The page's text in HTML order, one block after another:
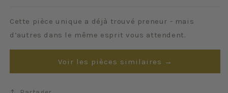
Cette pièce unique a déjà trouvé preneur - mais
d’autres dans le même esprit vous attendent.
Voir les pièces similaires →